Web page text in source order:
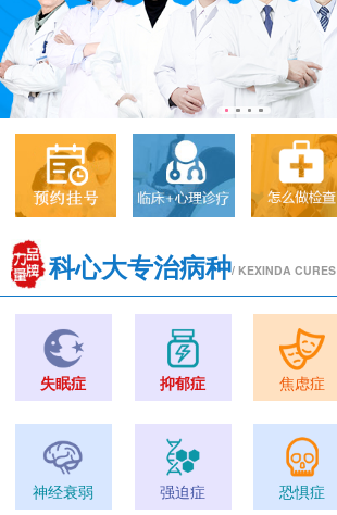
科心大专治病种/ KEXINDA CURES
失眠症 抑郁症 焦虑症
神经衰弱 强迫症 恐惧症